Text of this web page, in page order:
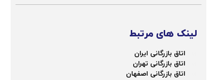
لینک های مرتبط
اتاق بازرگانی ایران
اتاق بازرگانی تهران
اتاق بازرگانی اصفهان